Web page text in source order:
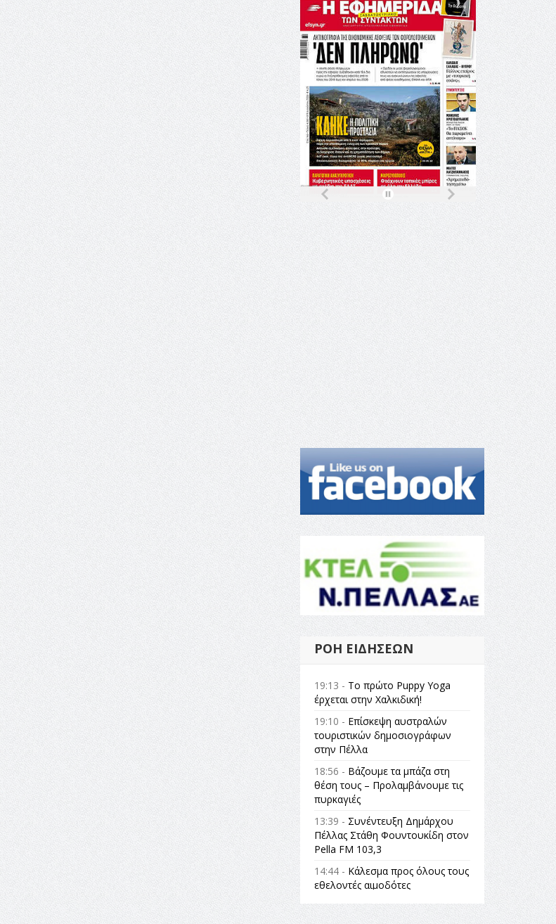
ΡΟΉ ΕΙΔΉΣΕΩΝ
19:13 - Το πρώτο Puppy Yoga
έρχεται στην Χαλκιδική!
19:10 - Επίσκεψη αυστραλών
τουριστικών δημοσιογράφων
στην Πέλλα
18:56 - Βάζουμε τα μπάζα στη
θέση τους – Προλαμβάνουμε τις
πυρκαγιές
13:39 - Συνέντευξη Δημάρχου
Πέλλας Στάθη Φουντουκίδη στον
Pella FM 103,3
14:44 - Κάλεσμα προς όλους τους
εθελοντές αιμοδότες
14:23 -Όλη η Ελλάδα ένας
πολιτισμός Μουσική